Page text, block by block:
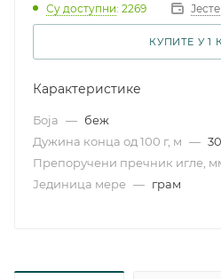
Су доступни: 2269
КУПИТЕ У 1
Карактеристике
Боја — беж
Дужина конца од 100 г, м —
Препоручени пречник игле,
Јединица мере — грам